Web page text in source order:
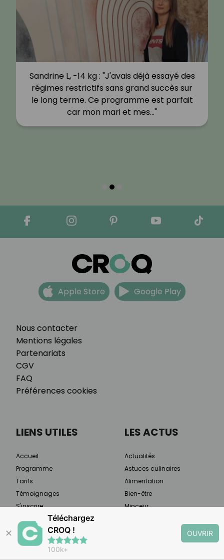
Sandrine L, -14 kg : "J'avais déjà essayé des
régimes restrictifs sans grand succès sur
le long terme. Ce programme est parfait
car mon mari et mes…"
Nous contacter
Mentions légales
Partenariats
CGV
FAQ
Préférences cookies
Apple Store Google Play
LIENS UTILES
Accueil
Programme
Tarifs
Témoignages
S'inscrire
Qui sommes-nous
Presse & médias
LES ACTUS
Actualités
Astuces culinaires
Alimentation
Bien-être
Minceur
✕
Téléchargez
CROQ !
100k+
OUVRIR